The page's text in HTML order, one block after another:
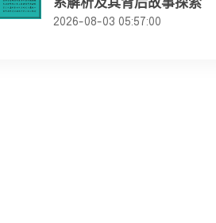
系解析及其背后故事探索
2026-08-03 05:57:00